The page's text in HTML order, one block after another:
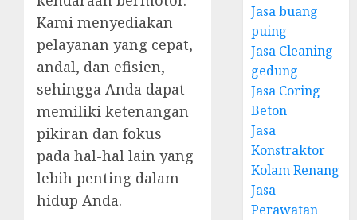
Kami menyediakan
pelayanan yang cepat,
andal, dan efisien,
sehingga Anda dapat
memiliki ketenangan
pikiran dan fokus
pada hal-hal lain yang
lebih penting dalam
hidup Anda.
Jasa buang
puing
Jasa Cleaning
gedung
Jasa Coring
Beton
Jasa
Konstraktor
Kolam Renang
Jasa
Perawatan